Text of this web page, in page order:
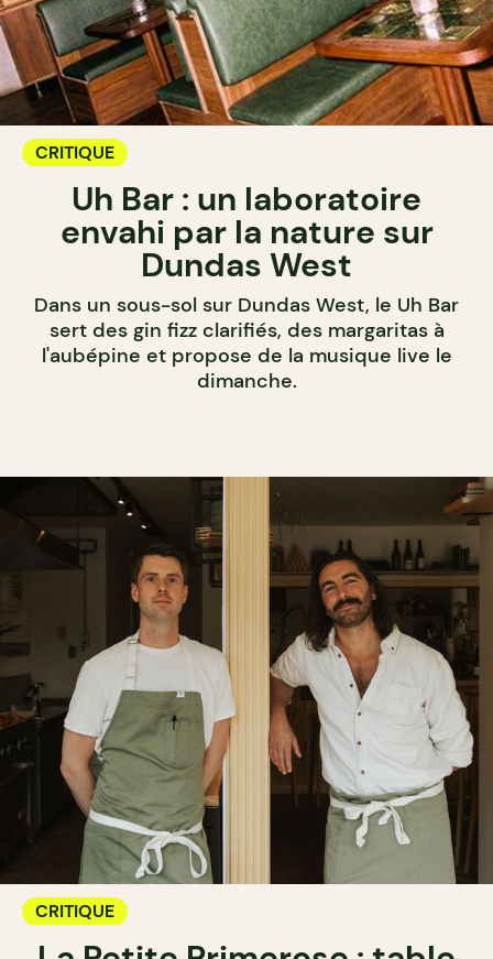
CRITIQUE
Uh Bar : un laboratoire
envahi par la nature sur
Dundas West
Dans un sous-sol sur Dundas West, le Uh Bar
sert des gin fizz clarifiés, des margaritas à
l'aubépine et propose de la musique live le
dimanche.
CRITIQUE